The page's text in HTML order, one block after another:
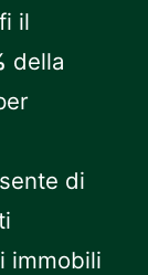
il
della
di
immobili